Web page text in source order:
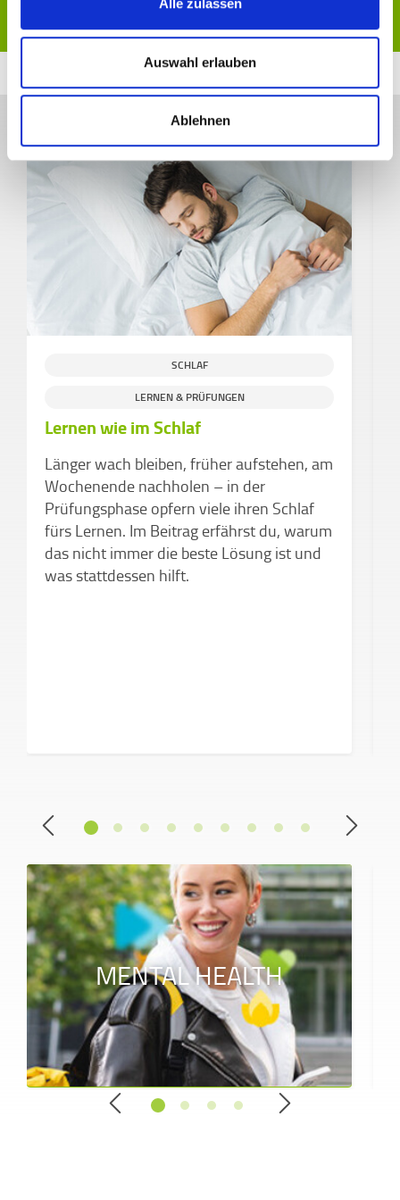
Alle zulassen
Auswahl erlauben
Ablehnen
Weitere spannende Themen
SCHLAF
LERNEN & PRÜFUNGEN
Lernen wie im Schlaf
Länger wach bleiben, früher aufstehen, am
Wochenende nachholen – in der
Prüfungsphase opfern viele ihren Schlaf
fürs Lernen. Im Beitrag erfährst du, warum
das nicht immer die beste Lösung ist und
was stattdessen hilft.
MENTAL HEALTH